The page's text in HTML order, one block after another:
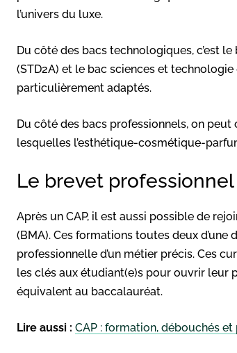
l’univers du luxe.
Du côté des bacs technologiques, c’est
(STD2A) et le bac sciences et
particulièrement adaptés.
Du côté des bacs professionnels, on
lesquelles l’esthétique-cosmétique-
Le brevet
Après un CAP, il est aussi possible de
(BMA). Ces formations toutes deux
professionnelle d’un métier précis. Ces
les clés aux étudiant(e)s pour ouvrir leur
équivalent au baccalauréat.
Lire aussi : CAP : formation, débouchés et